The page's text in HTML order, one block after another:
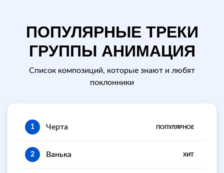
ПОПУЛЯРНЫЕ ТРЕКИ
ГРУППЫ АНИМАЦИЯ
Список композиций, которые знают и любят
поклонники
1 Черта ПОПУЛЯРНОЕ
2 Ванька ХИТ